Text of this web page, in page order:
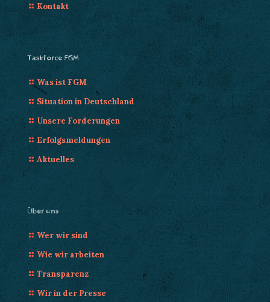
Kontakt
Taskforce FGM
Was ist FGM
Situation in Deutschland
Unsere Forderungen
Erfolgsmeldungen
Aktuelles
Über uns
Wer wir sind
Wie wir arbeiten
Transparenz
Wir in der Presse